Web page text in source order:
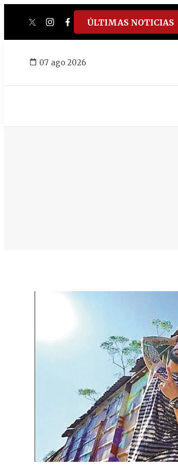
twitterinstagram
facebook
tiktokyoutube
spotify
ÚLTIMAS NOTICIAS
07 ago 2026